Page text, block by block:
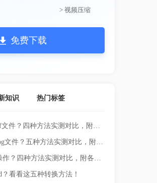
> 视频压缩
免费下载
知识 热门标签
图片如何转换pdf文件？四种方法实测对比，附各场景最优选！
png照片如何转jpg文件？五种方法实测对比，附各场景最优选!！
PDF转JPG怎么操作？四种方法实测对比，附各场景最优选！
看看这五种转换方法！